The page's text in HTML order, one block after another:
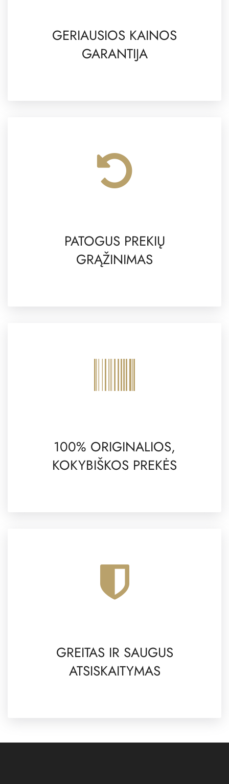
GERIAUSIOS KAINOS
GARANTIJA
PATOGUS PREKIŲ
GRĄŽINIMAS
100% ORIGINALIOS,
KOKYBIŠKOS PREKĖS
GREITAS IR SAUGUS
ATSISKAITYMAS